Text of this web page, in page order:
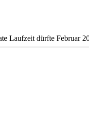
Laufzeit dürfte Februar